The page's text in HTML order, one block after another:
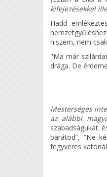
kifejezésekkel
Hadd
hiszem, nem
"Ma már
drága. De
Mesterséges
az alábbi
szabadságukat
barátod”, “Ne
fegyveres